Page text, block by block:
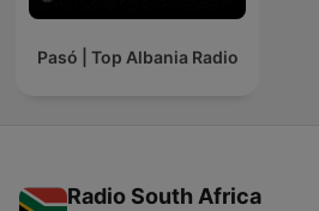
Pasó | Top Albania Radio
Radio South Africa